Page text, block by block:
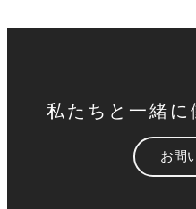
私たちと一緒に
お問